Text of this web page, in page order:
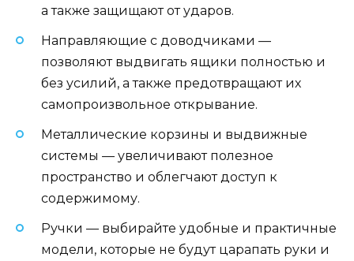
а также защищают от ударов.
Направляющие с доводчиками —
позволяют выдвигать ящики полностью и
без усилий, а также предотвращают их
самопроизвольное открывание.
Металлические корзины и выдвижные
системы — увеличивают полезное
пространство и облегчают доступ к
содержимому.
Ручки — выбирайте удобные и практичные
модели, которые не будут царапать руки и